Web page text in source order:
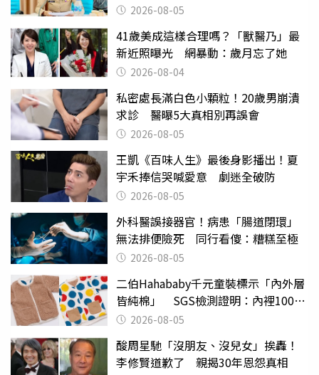
2026-08-05
41歲美成這樣合理嗎？「獸醫乃」最
新近照曝光 網暴動：歲月忘了她
2026-08-04
私密處長滿白色小顆粒！20歲男崩潰
求診 醫曝5大真相別再誤會
2026-08-05
王凱《百味人生》最後身影播出！夏
宇禾捧信哭喊愛意 劇迷全破防
2026-08-05
外科醫誤接器官！病患「腸道閉環」
無法排便險死 同行看傻：糟糕至極
2026-08-05
二伯Hahababy千元童裝標示「內外層
皆純棉」 SGS檢測證明：內裡100%
聚酯纖維
2026-08-05
酸周星馳「沒朋友、沒兒女」挨轟！
李修賢道歉了 親揭30年恩怨真相